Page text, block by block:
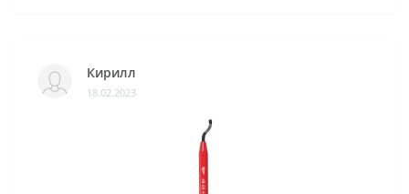
Кирилл
18.02.2023